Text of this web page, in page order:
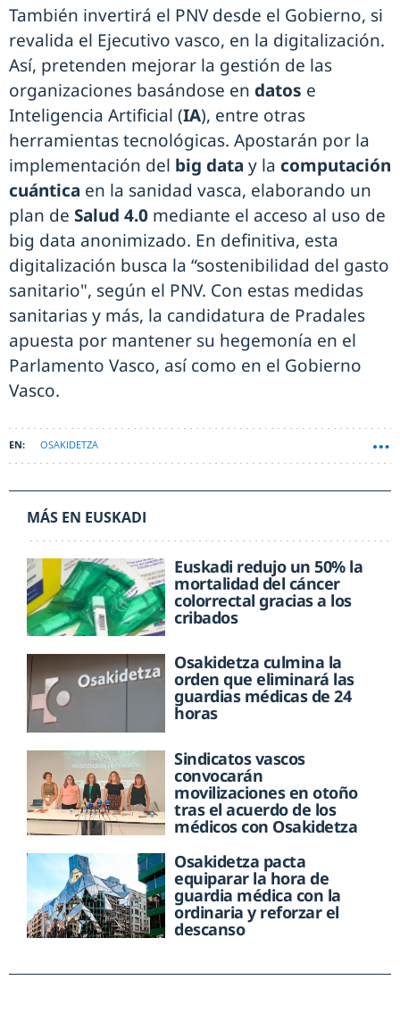
También invertirá el PNV desde el Gobierno, si
revalida el Ejecutivo vasco, en la digitalización.
Así, pretenden mejorar la gestión de las
organizaciones basándose en datos e
Inteligencia Artificial (IA), entre otras
herramientas tecnológicas. Apostarán por la
implementación del big data y la computación
cuántica en la sanidad vasca, elaborando un
plan de Salud 4.0 mediante el acceso al uso de
big data anonimizado. En definitiva, esta
digitalización busca la “sostenibilidad del gasto
sanitario", según el PNV. Con estas medidas
sanitarias y más, la candidatura de Pradales
apuesta por mantener su hegemonía en el
Parlamento Vasco, así como en el Gobierno
Vasco.
OSAKIDETZA
MÁS EN EUSKADI
Euskadi redujo un 50% la
mortalidad del cáncer
colorrectal gracias a los
cribados
Osakidetza culmina la
orden que eliminará las
guardias médicas de 24
horas
Sindicatos vascos
convocarán
movilizaciones en otoño
tras el acuerdo de los
médicos con Osakidetza
Osakidetza pacta
equiparar la hora de
guardia médica con la
ordinaria y reforzar el
descanso